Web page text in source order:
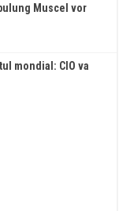
Muscel vor
mondial: CIO va